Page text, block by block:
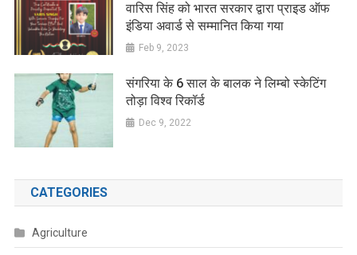
वारिस सिंह को भारत सरकार द्वारा प्राइड ऑफ
इंडिया अवार्ड से सम्मानित किया गया
Feb 9, 2023
संगरिया के 6 साल के बालक ने लिम्बो स्केटिंग
तोड़ा विश्व रिकॉर्ड
Dec 9, 2022
CATEGORIES
Agriculture